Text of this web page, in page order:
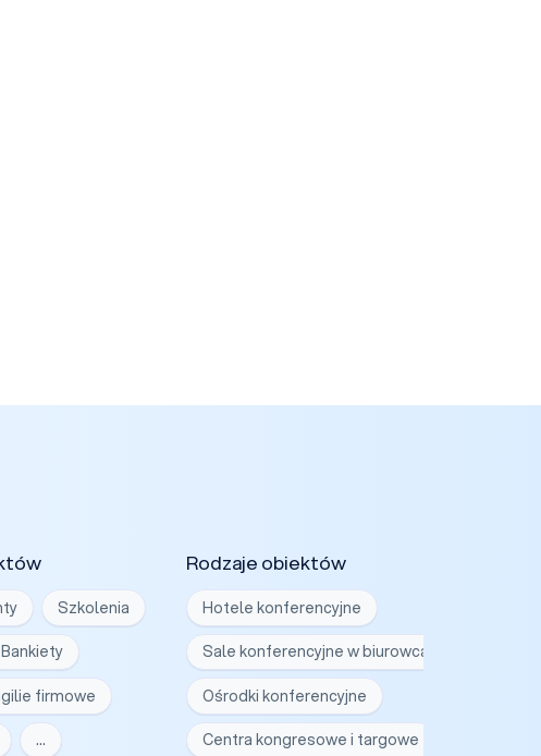
Szkolenia
Bankiety
firmowe
…
Rodzaje obiektów
Hotele konferencyjne
Sale konferencyjne w biurowcach
Ośrodki konferencyjne
Centra kongresowe i targowe